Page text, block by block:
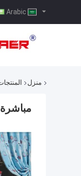
منزل
مباشرة